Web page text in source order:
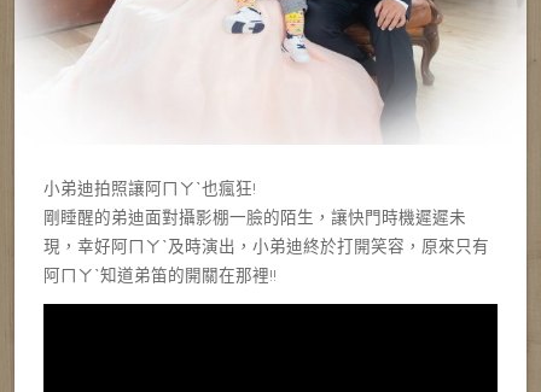
小弟迪拍照讓阿ㄇㄚˋ也瘋狂!
剛睡醒的弟迪面對攝影棚一臉的陌生，讓快門時機遲遲未
現，幸好阿ㄇㄚˋ及時演出，小弟迪終於打開笑容，原來只有
阿ㄇㄚˋ知道弟笛的開關在那裡!!